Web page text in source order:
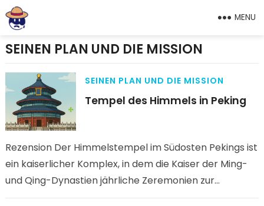
MENU
SEINEN PLAN UND DIE MISSION
SEINEN PLAN UND DIE MISSION
Tempel des Himmels in Peking
Rezension Der Himmelstempel im Südosten Pekings ist
ein kaiserlicher Komplex, in dem die Kaiser der Ming-
und Qing-Dynastien jährliche Zeremonien zur